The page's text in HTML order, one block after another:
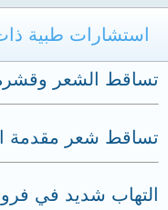
استشارات طبية
تساقط الشعر
تساقط شعر مقدمة
التهاب شديد في